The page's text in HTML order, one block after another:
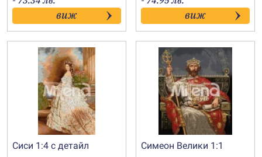
19.50€
through
37.50€
виж
18.32€
through
38.32€
виж
Сиси 1:4 с детайл Симеон Велики 1:1